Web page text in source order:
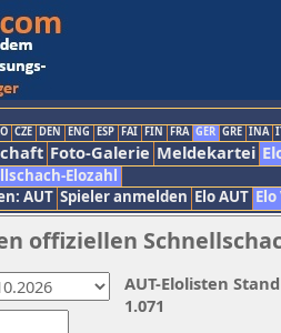
CZE DEN ENG ESP FAI FIN FRA GER GRE INA
Foto-Galerie Meldekartei
Elozahl
AUT Spieler anmelden Elo AUT
offiziellen
AUT-Elolisten
1.071